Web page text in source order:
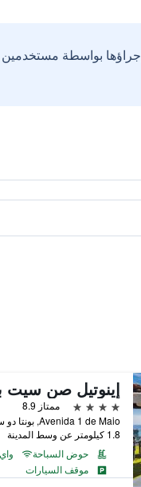
بواسطة
إينوتيل صن سيت
4 نجوم
ممتاز 8.9
1.8 كيلومتر عن وسط المدينة
حوض السباحة
موقف السيارات